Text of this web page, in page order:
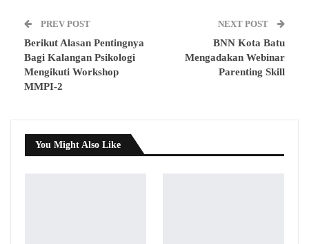
PREV POST
Berikut Alasan Pentingnya
Bagi Kalangan Psikologi
Mengikuti Workshop
MMPI-2
NEXT POST
BNN Kota Batu
Mengadakan Webinar
Parenting Skill
You Might Also Like